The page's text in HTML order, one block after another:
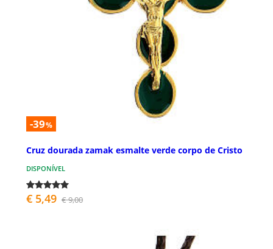
-39%
Cruz dourada zamak esmalte verde corpo de Cristo
DISPONÍVEL
€ 5,49 € 9,00